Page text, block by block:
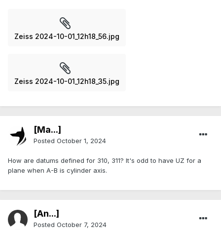
Zeiss 2024-10-01_12h18_56.jpg
Zeiss 2024-10-01_12h18_35.jpg
[Ma...]
Posted October 1, 2024
How are datums defined for 310, 311? It's odd to have UZ for a
plane when A-B is cylinder axis.
[An...]
Posted October 7, 2024